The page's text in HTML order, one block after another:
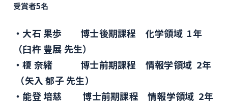
受賞者5名
大石 果歩 博士後期課程 化学領域 1年
（臼杵 豊展 先生）
榎 奈緒 博士前期課程 情報学領域 2年
（矢入 郁子 先生）
能登 培慈 博士前期課程 情報学領域 2年